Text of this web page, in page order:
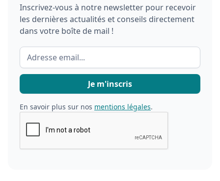
Inscrivez-vous à notre newsletter pour recevoir
les dernières actualités et conseils directement
dans votre boîte de mail !
En savoir plus sur nos mentions légales.